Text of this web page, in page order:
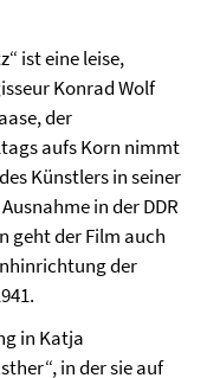
ist eine leise,
Konrad Wolf
der
aufs Korn nimmt
Künstlers in seiner
in der DDR
geht der Film auch
der
in Katja
in der sie auf